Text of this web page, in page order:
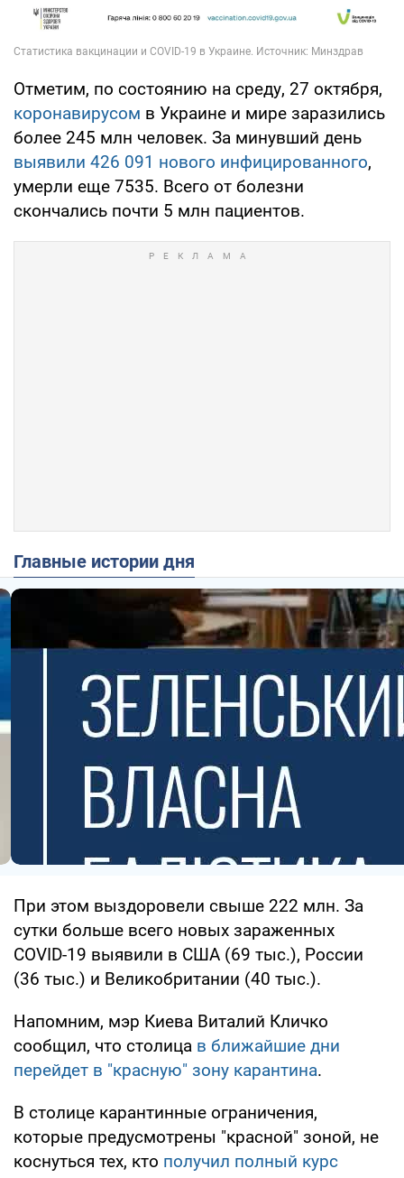
Отметим, по состоянию на среду, 27 октября,
коронавирусом в Украине и мире заразились
более 245 млн человек. За минувший день
выявили 426 091 нового инфицированного,
умерли еще 7535. Всего от болезни
скончались почти 5 млн пациентов.
Главные истории дня
При этом выздоровели свыше 222 млн. За
сутки больше всего новых зараженных
COVID-19 выявили в США (69 тыс.), России
(36 тыс.) и Великобритании (40 тыс.).
Напомним, мэр Киева Виталий Кличко
сообщил, что столица в ближайшие дни
перейдет в "красную" зону карантина.
В столице карантинные ограничения,
которые предусмотрены "красной" зоной, не
коснуться тех, кто получил полный курс